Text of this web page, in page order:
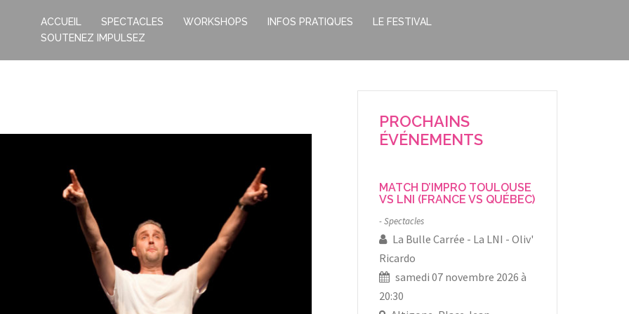
ACCUEIL SPECTACLES WORKSHOPS INFOS PRATIQUES
LE FESTIVAL
SOUTENEZ IMPULSEZ
PROCHAINS
ÉVÉNEMENTS
MATCH D’IMPRO TOULOUSE
VS LNI (FRANCE VS QUÉBEC)
Spectacles
La Bulle Carrée La LNI
Oliv'
Ricardo
samedi 07 novembre 2026 à
20:30